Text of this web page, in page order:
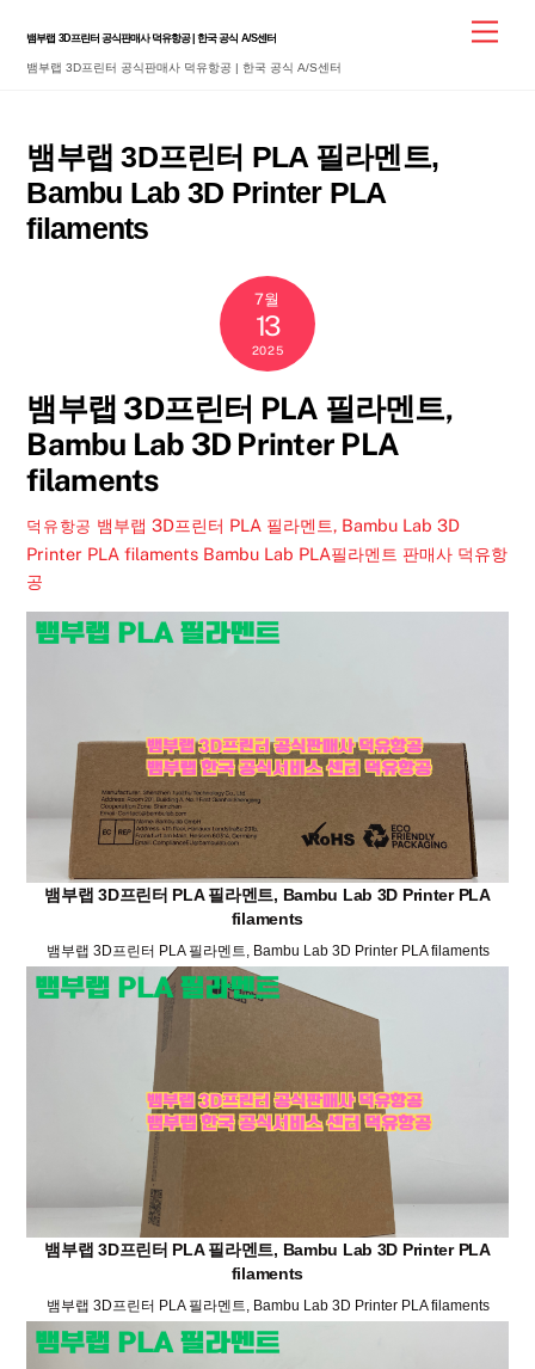
content
뱀부랩 3D프린터 공식판매사 덕유항공 | 한국 공식 A/S센터
뱀부랩 3D프린터 공식판매사 덕유항공 | 한국 공식 A/S센터
뱀부랩 3D프린터 PLA 필라멘트,
Bambu Lab 3D Printer PLA
filaments
7월
13
2025
뱀부랩 3D프린터 PLA 필라멘트,
Bambu Lab 3D Printer PLA
filaments
덕유항공 뱀부랩 3D프린터 PLA 필라멘트, Bambu Lab 3D
Printer PLA filaments Bambu Lab PLA필라멘트 판매사 덕유항
공
뱀부랩 3D프린터 PLA 필라멘트, Bambu Lab 3D Printer PLA
filaments
뱀부랩 3D프린터 PLA 필라멘트, Bambu Lab 3D Printer PLA filaments
뱀부랩 3D프린터 PLA 필라멘트, Bambu Lab 3D Printer PLA
filaments
뱀부랩 3D프린터 PLA 필라멘트, Bambu Lab 3D Printer PLA filaments